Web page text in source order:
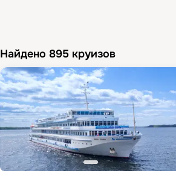
Найдено 895 круизов